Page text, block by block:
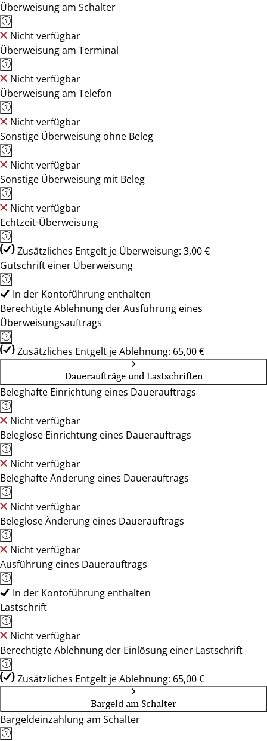
Überweisung am Schalter
Nicht verfügbar
Überweisung am Terminal
Nicht verfügbar
Überweisung am Telefon
Nicht verfügbar
Sonstige Überweisung ohne Beleg
Nicht verfügbar
Sonstige Überweisung mit Beleg
Nicht verfügbar
Echtzeit-Überweisung
Zusätzliches Entgelt je Überweisung: 3,00 €
Gutschrift einer Überweisung
In der Kontoführung enthalten
Berechtigte Ablehnung der Ausführung eines
Überweisungsauftrags
Zusätzliches Entgelt je Ablehnung: 65,00 €
Daueraufträge und Lastschriften
Beleghafte Einrichtung eines Dauerauftrags
Nicht verfügbar
Beleglose Einrichtung eines Dauerauftrags
Nicht verfügbar
Beleghafte Änderung eines Dauerauftrags
Nicht verfügbar
Beleglose Änderung eines Dauerauftrags
Nicht verfügbar
Ausführung eines Dauerauftrags
In der Kontoführung enthalten
Lastschrift
Nicht verfügbar
Berechtigte Ablehnung der Einlösung einer Lastschrift
Zusätzliches Entgelt je Ablehnung: 65,00 €
Bargeld am Schalter
Bargeldeinzahlung am Schalter